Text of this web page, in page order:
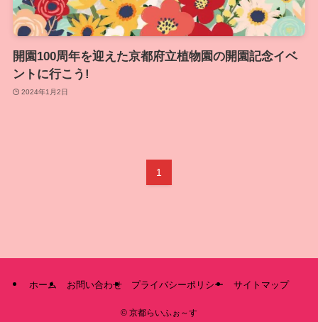
開園100周年を迎えた京都府立植物園の開園記念イベ
ントに行こう!
2024年1月2日
1
ホーム お問い合わせ プライバシーポリシー サイトマップ
© 京都らいふぉ～す